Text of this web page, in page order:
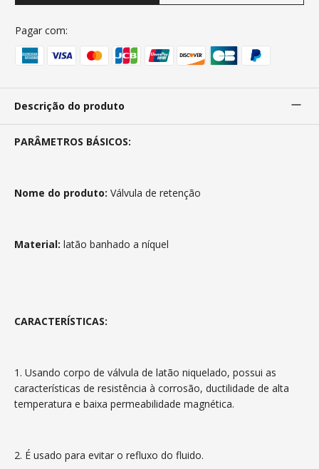
Pagar com:
Descrição do produto
PARÂMETROS BÁSICOS:
Nome do produto: Válvula de retenção
Material: latão banhado a níquel
CARACTERÍSTICAS:
1. Usando corpo de válvula de latão niquelado, possui as
características de resistência à corrosão, ductilidade de alta
temperatura e baixa permeabilidade magnética.
2. É usado para evitar o refluxo do fluido.